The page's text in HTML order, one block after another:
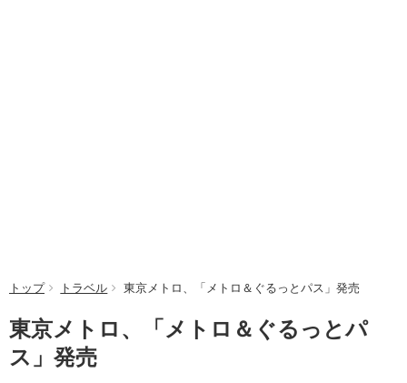
トップ トラベル 東京メトロ、「メトロ＆ぐるっとパス」発売
東京メトロ、「メトロ＆ぐるっとパ
ス」発売